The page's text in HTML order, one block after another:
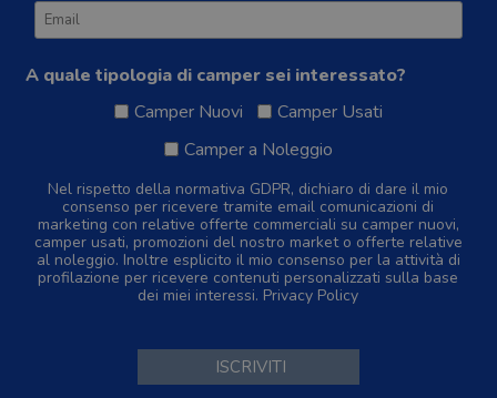
A quale tipologia di camper sei interessato?
Camper Nuovi
Camper Usati
Camper a Noleggio
Nel rispetto della normativa GDPR, dichiaro di dare il mio
consenso per ricevere tramite email comunicazioni di
marketing con relative offerte commerciali su camper nuovi,
camper usati, promozioni del nostro market o offerte relative
al noleggio. Inoltre esplicito il mio consenso per la attività di
profilazione per ricevere contenuti personalizzati sulla base
dei miei interessi. Privacy Policy